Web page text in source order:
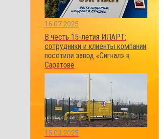
16.07.2025
В честь 15-летия ИЛАРТ:
сотрудники и клиенты компании
посетили завод «Сигнал» в
Саратове
15.03.2025